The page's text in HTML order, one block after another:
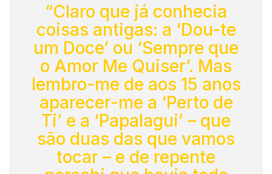
“Claro que já conhecia
coisas antigas: a ‘Dou-te
um Doce’ ou ‘Sempre que
o Amor Me Quiser’. Mas
lembro-me de aos 15 anos
aparecer-me a ‘Perto de
Ti’ e a ‘Papalagui’ – que
são duas das que vamos
tocar – e de repente